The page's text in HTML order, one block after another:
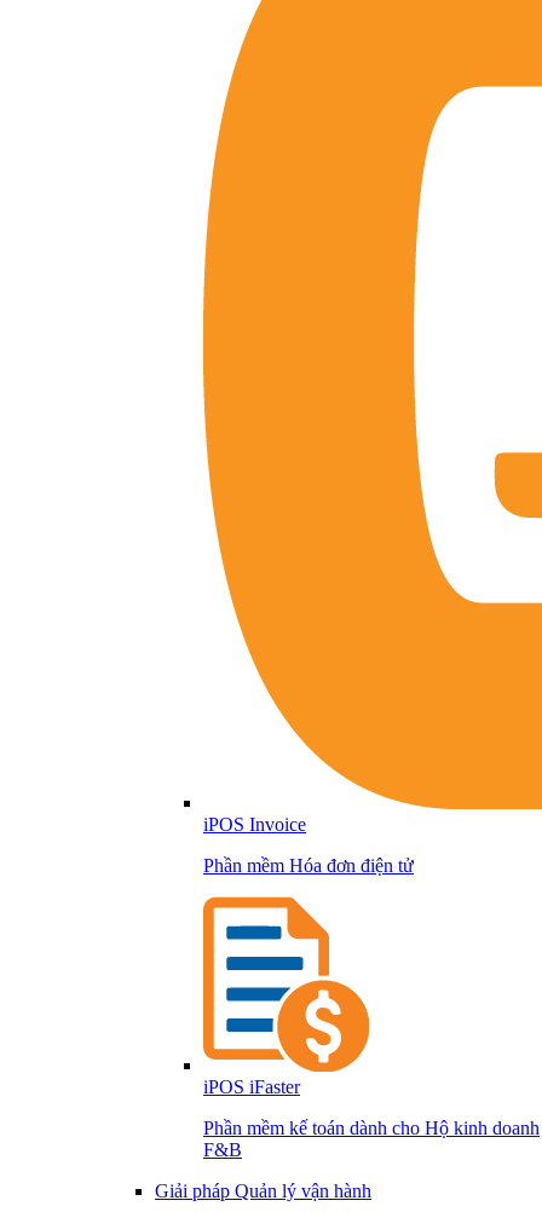
iPOS Invoice
Phần mềm Hóa đơn điện tử
iPOS iFaster
Phần mềm kế toán dành cho Hộ kinh doanh
F&B
Giải pháp Quản lý vận hành